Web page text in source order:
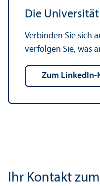
Die
Verbinden Sie sich
verfolgen Sie, was
zum LinkedIn-
Ihr Kontakt